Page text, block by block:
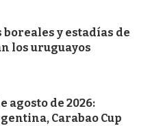
y estadías de
los uruguayos
agosto de 2026:
Carabao Cup